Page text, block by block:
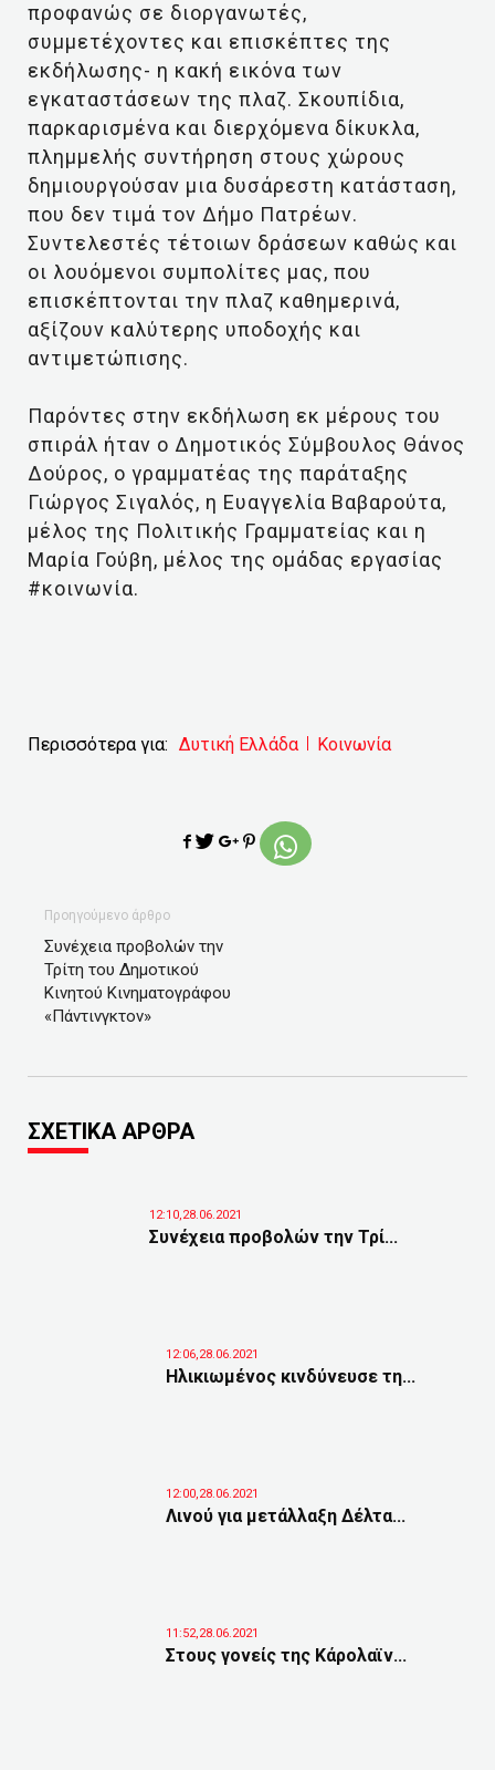
προφανώς σε διοργανωτές,
συμμετέχοντες και επισκέπτες της
εκδήλωσης- η κακή εικόνα των
εγκαταστάσεων της πλαζ. Σκουπίδια,
παρκαρισμένα και διερχόμενα δίκυκλα,
πλημμελής συντήρηση στους χώρους
δημιουργούσαν μια δυσάρεστη κατάσταση,
που δεν τιμά τον Δήμο Πατρέων.
Συντελεστές τέτοιων δράσεων καθώς και
οι λουόμενοι συμπολίτες μας, που
επισκέπτονται την πλαζ καθημερινά,
αξίζουν καλύτερης υποδοχής και
αντιμετώπισης.
Παρόντες στην εκδήλωση εκ μέρους του
σπιράλ ήταν ο Δημοτικός Σύμβουλος Θάνος
Δούρος, ο γραμματέας της παράταξης
Γιώργος Σιγαλός, η Ευαγγελία Βαβαρούτα,
μέλος της Πολιτικής Γραμματείας και η
Μαρία Γούβη, μέλος της ομάδας εργασίας
#κοινωνία.
Περισσότερα για: Δυτική Ελλάδα Κοινωνία
Προηγούμενο άρθρο
Συνέχεια προβολών την
Τρίτη του Δημοτικού
Κινητού Κινηματογράφου
«Πάντινγκτον»
ΣΧΕΤΙΚΑ ΑΡΘΡΑ
12:10,28.06.2021
Συνέχεια προβολών την Τρί...
12:06,28.06.2021
Ηλικιωμένος κινδύνευσε τη...
12:00,28.06.2021
Λινού για μετάλλαξη Δέλτα...
11:52,28.06.2021
Στους γονείς της Κάρολαϊν...